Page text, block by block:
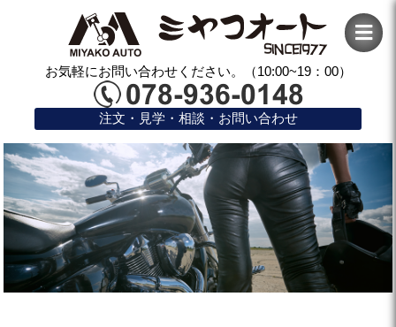
お気軽にお問い合わせください。（10:00~19：00）
注文・見学・相談・お問い合わせ